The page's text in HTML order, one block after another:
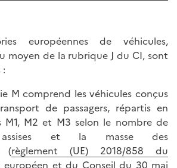
européennes de véhicules,
moyen de la rubrique J du CI, sont
M comprend les véhicules conçus
de passagers, répartis en
M1, M2 et M3 selon le nombre de
assises et la masse des
(règlement (UE) 2018/858 du